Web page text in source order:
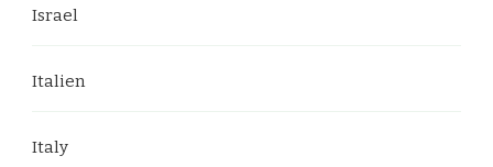
Israel
Italien
Italy